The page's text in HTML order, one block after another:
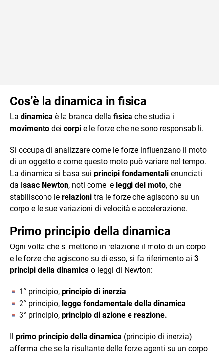
Cos’è la dinamica in fisica
La dinamica è la branca della fisica che studia il
movimento dei corpi e le forze che ne sono responsabili.
Si occupa di analizzare come le forze influenzano il moto
di un oggetto e come questo moto può variare nel tempo.
La dinamica si basa sui principi fondamentali enunciati
da Isaac Newton, noti come le leggi del moto, che
stabiliscono le relazioni tra le forze che agiscono su un
corpo e le sue variazioni di velocità e accelerazione.
Primo principio della dinamica
Ogni volta che si mettono in relazione il moto di un corpo
e le forze che agiscono su di esso, si fa riferimento ai 3
principi della dinamica o leggi di Newton:
1° principio, principio di inerzia
2° principio, legge fondamentale della dinamica
3° principio, principio di azione e reazione.
Il primo principio della dinamica (principio di inerzia)
afferma che se la risultante delle forze agenti su un corpo